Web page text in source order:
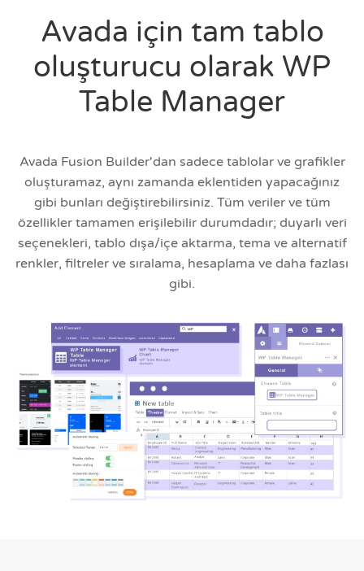
Avada için tam tablo
oluşturucu olarak WP
Table Manager
Avada Fusion Builder'dan sadece tablolar ve grafikler
oluşturamaz, aynı zamanda eklentiden yapacağınız
gibi bunları değiştirebilirsiniz. Tüm veriler ve tüm
özellikler tamamen erişilebilir durumdadır; duyarlı veri
seçenekleri, tablo dışa/içe aktarma, tema ve alternatif
renkler, filtreler ve sıralama, hesaplama ve daha fazlası
gibi.